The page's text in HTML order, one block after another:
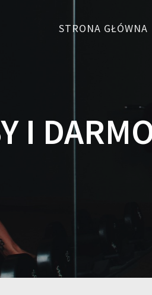
STRONA GŁÓWNA
I